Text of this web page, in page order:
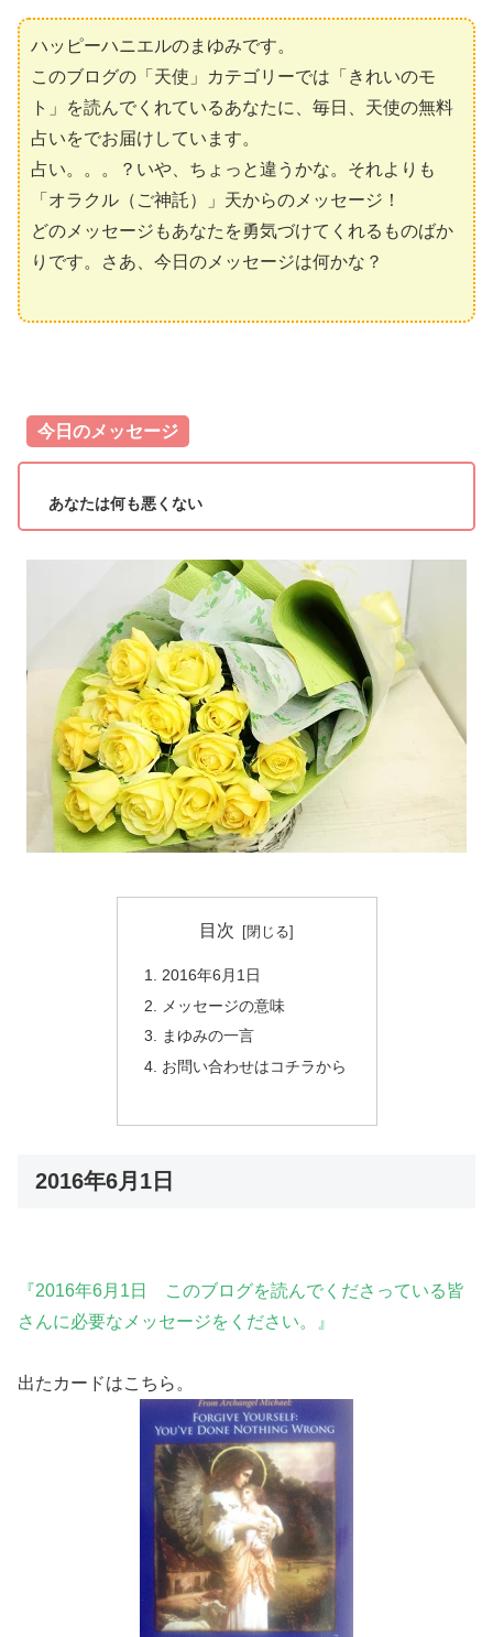
ハッピーハニエルのまゆみです。
このブログの「天使」カテゴリーでは「きれいのモ
ト」を読んでくれているあなたに、毎日、天使の無料
占いをでお届けしています。
占い。。。？いや、ちょっと違うかな。それよりも
「オラクル（ご神託）」天からのメッセージ！
どのメッセージもあなたを勇気づけてくれるものばか
りです。さあ、今日のメッセージは何かな？
今日のメッセージ
あなたは何も悪くない
目次
2016年6月1日
メッセージの意味
まゆみの一言
お問い合わせはコチラから
2016年6月1日
『2016年6月1日 このブログを読んでくださっている皆
さんに必要なメッセージをください。』
出たカードはこちら。